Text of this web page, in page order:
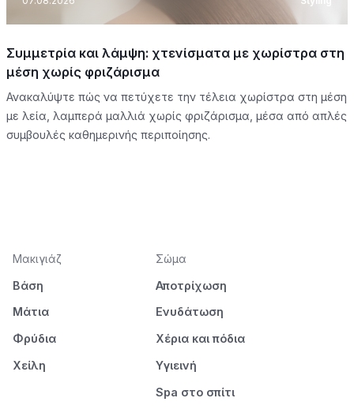
Συμμετρία και λάμψη: χτενίσματα με χωρίστρα στη
μέση χωρίς φριζάρισμα
Ανακαλύψτε πώς να πετύχετε την τέλεια χωρίστρα στη μέση
με λεία, λαμπερά μαλλιά χωρίς φριζάρισμα, μέσα από απλές
συμβουλές καθημερινής περιποίησης.
Μακιγιάζ
Βάση
Μάτια
Φρύδια
Χείλη
Σώμα
Αποτρίχωση
Ενυδάτωση
Χέρια και πόδια
Υγιεινή
Spa στο σπίτι